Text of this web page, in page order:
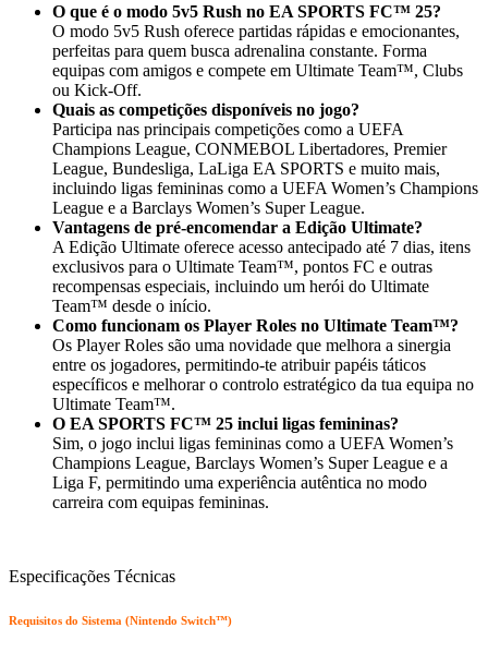
O que é o modo 5v5 Rush no EA SPORTS FC™ 25?
O modo 5v5 Rush oferece partidas rápidas e emocionantes,
perfeitas para quem busca adrenalina constante. Forma
equipas com amigos e compete em Ultimate Team™, Clubs
ou Kick-Off.
Quais as competições disponíveis no jogo?
Participa nas principais competições como a UEFA
Champions League, CONMEBOL Libertadores, Premier
League, Bundesliga, LaLiga EA SPORTS e muito mais,
incluindo ligas femininas como a UEFA Women’s Champions
League e a Barclays Women’s Super League.
Vantagens de pré-encomendar a Edição Ultimate?
A Edição Ultimate oferece acesso antecipado até 7 dias, itens
exclusivos para o Ultimate Team™, pontos FC e outras
recompensas especiais, incluindo um herói do Ultimate
Team™ desde o início.
Como funcionam os Player Roles no Ultimate Team™?
Os Player Roles são uma novidade que melhora a sinergia
entre os jogadores, permitindo-te atribuir papéis táticos
específicos e melhorar o controlo estratégico da tua equipa no
Ultimate Team™.
O EA SPORTS FC™ 25 inclui ligas femininas?
Sim, o jogo inclui ligas femininas como a UEFA Women’s
Champions League, Barclays Women’s Super League e a
Liga F, permitindo uma experiência autêntica no modo
carreira com equipas femininas.
Especificações Técnicas
Requisitos do Sistema (Nintendo Switch™)